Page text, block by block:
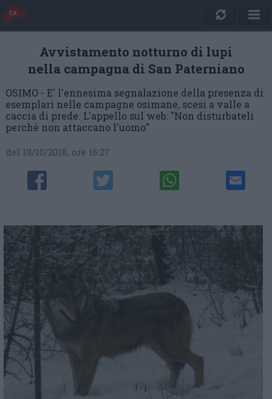
Avvistamento notturno di lupi
nella campagna di San Paterniano
OSIMO - E' l'ennesima segnalazione della presenza di
esemplari nelle campagne osimane, scesi a valle a
caccia di prede. L'appello sul web: "Non disturbateli
perchè non attaccano l'uomo"
del 10/10/2018, ore 16:27